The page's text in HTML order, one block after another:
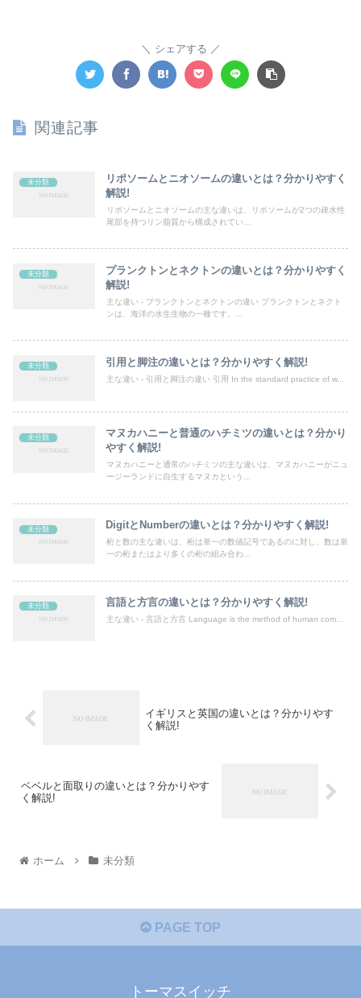
シェアする
関連記事
未分類
リポソームとニオソームの違いとは？分かりやすく
解説!
リポソームとニオソームの主な違いは、リポソームが2つの疎水性
尾部を持つリン脂質から構成されてい...
未分類
プランクトンとネクトンの違いとは？分かりやすく
解説!
主な違い - プランクトンとネクトンの違い プランクトンとネクト
ンは、海洋の水生生物の一種です。...
未分類 引用と脚注の違いとは？分かりやすく解説!
主な違い - 引用と脚注の違い 引用 In the standard practice of w...
未分類
マヌカハニーと普通のハチミツの違いとは？分かり
やすく解説!
マヌカハニーと通常のハチミツの主な違いは、マヌカハニーがニュ
ージーランドに自生するマヌカという...
未分類 DigitとNumberの違いとは？分かりやすく解説!
桁と数の主な違いは、桁は単一の数値記号であるのに対し、数は単
一の桁またはより多くの桁の組み合わ...
未分類 言語と方言の違いとは？分かりやすく解説!
主な違い - 言語と方言 Language is the method of human com...
イギリスと英国の違いとは？分かりやす
く解説!
ベベルと面取りの違いとは？分かりやす
く解説!
ホーム 未分類
PAGE TOP
トーマスイッチ